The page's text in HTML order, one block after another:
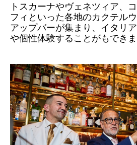
トスカーナやヴェネツィア、
フィといった各地のカクテル
アップバーが集まり、イタリ
や個性体験することがもできま